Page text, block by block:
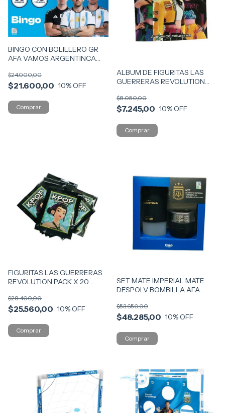
BINGO CON BOLILLERO GR
AFA VAMOS ARGENTINCA
$21.600,00
$24.000,00
10% OFF
ALBUM DE FIGURITAS LAS
GUERRERAS REVOLUTION
$7.245,00
$8.050,00
10% OFF
FIGURITAS LAS GUERRERAS
REVOLUTION PACK X 20
$25.560,00
$28.400,00
10% OFF
SET MATE IMPERIAL MATE
DESPOLV BOMBILLA AFA
$48.285,00
$53.650,00
10% OFF